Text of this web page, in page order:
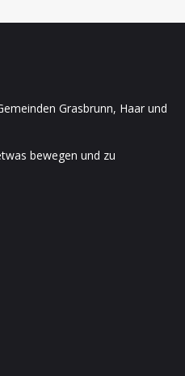
Grasbrunn, Haar und
bewegen und zu